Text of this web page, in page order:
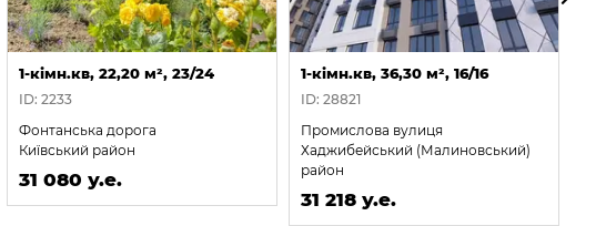
1-кімн.кв, 22,20 м², 23/24
ID: 2233
Фонтанська дорога
Київський район
31 080 у.е.
1-кімн.кв, 36,30 м², 16/16
ID: 28821
Промислова вулиця
Хаджибейський (Малиновський)
район
31 218 у.е.